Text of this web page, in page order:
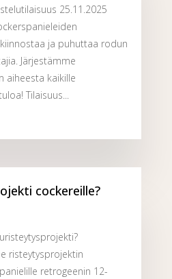
25.11.2025
ja puhuttaa rodun
Järjestämme
aiheesta kaikille
Tilaisuus...
cockereille?
risteytysprojektin
retrogeenin 12-